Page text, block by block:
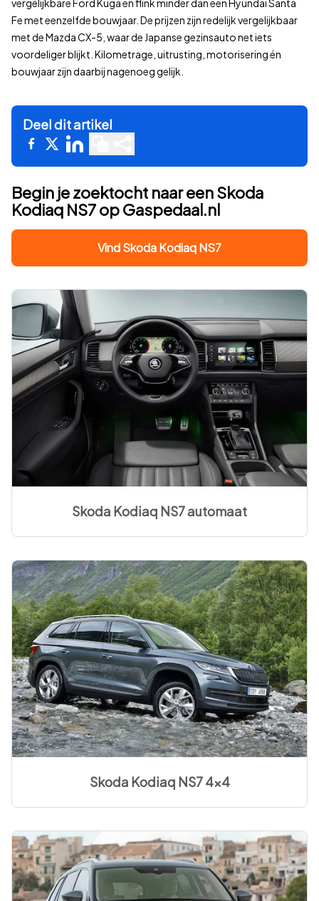
vergelijkbare Ford Kuga en flink minder dan een Hyundai Santa
Fe met eenzelfde bouwjaar. De prijzen zijn redelijk vergelijkbaar
met de Mazda CX-5, waar de Japanse gezinsauto net iets
voordeliger blijkt. Kilometrage, uitrusting, motorisering én
bouwjaar zijn daarbij nagenoeg gelijk.
Deel dit artikel
Begin je zoektocht naar een Skoda
Kodiaq NS7 op Gaspedaal.nl
Vind Skoda Kodiaq NS7
Skoda Kodiaq NS7 automaat
Skoda Kodiaq NS7 4x4